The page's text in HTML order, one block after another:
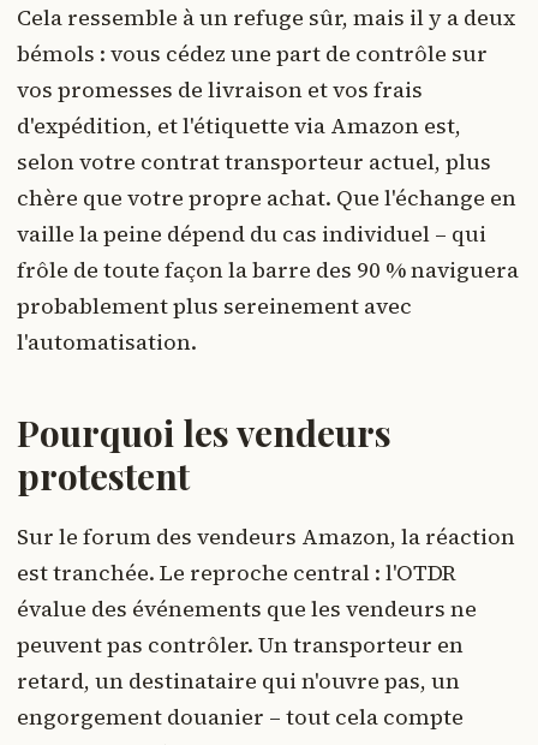
Cela ressemble à un refuge sûr, mais il y a deux
bémols : vous cédez une part de contrôle sur
vos promesses de livraison et vos frais
d'expédition, et l'étiquette via Amazon est,
selon votre contrat transporteur actuel, plus
chère que votre propre achat. Que l'échange en
vaille la peine dépend du cas individuel – qui
frôle de toute façon la barre des 90 % naviguera
probablement plus sereinement avec
l'automatisation.
Pourquoi les vendeurs
protestent
Sur le forum des vendeurs Amazon, la réaction
est tranchée. Le reproche central : l'OTDR
évalue des événements que les vendeurs ne
peuvent pas contrôler. Un transporteur en
retard, un destinataire qui n'ouvre pas, un
engorgement douanier – tout cela compte